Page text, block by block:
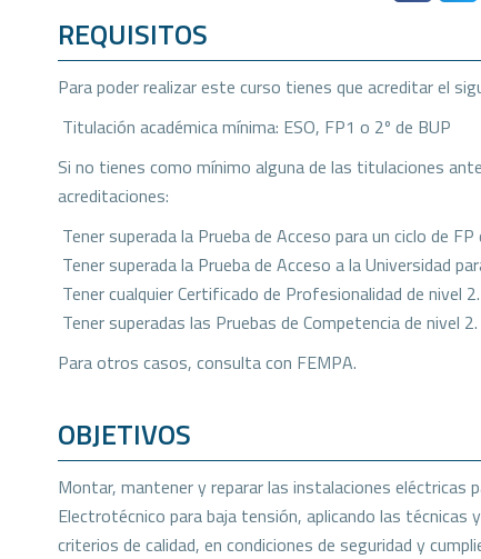
REQUISITOS
Para poder realizar este curso tienes que acreditar el
 Titulación académica mínima: ESO, FP1 o 2º de BUP
Si no tienes como mínimo alguna de las titulaciones
acreditaciones:
 Tener superada la Prueba de Acceso para un ciclo de
 Tener superada la Prueba de Acceso a la Universidad
 Tener cualquier Certificado de Profesionalidad de nivel 2.
 Tener superadas las Pruebas de Competencia de nivel 2.
Para otros casos, consulta con FEMPA.
OBJETIVOS
Montar, mantener y reparar las instalaciones eléctricas
Electrotécnico para baja tensión, aplicando las
criterios de calidad, en condiciones de seguridad y